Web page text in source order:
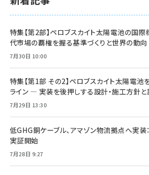
特集【第2部】ペロブスカイト太陽電池の国
代市場の覇権を握る基準づくりと世界の動
7月30日 10:00
特集【第1部 その2】ペロブスカイト太陽電池
ライン ― 実装を後押しする設計・施工方針
7月29日 13:30
低GHG銅ケーブル、アマゾン物流拠点へ実装
実証開始
7月28日 9:27